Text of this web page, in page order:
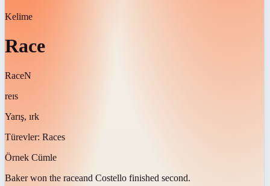
Kelime
Race
RaceN
reɪs
Yarış, ırk
Türevler: Races
Örnek Cümle
Baker won the raceand Costello finished second.